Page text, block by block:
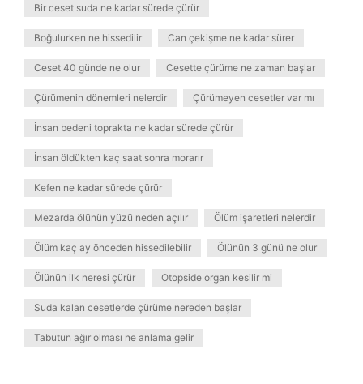
Bir ceset suda ne kadar sürede çürür
Boğulurken ne hissedilir Can çekişme ne kadar sürer
Ceset 40 günde ne olur Cesette çürüme ne zaman başlar
Çürümenin dönemleri nelerdir Çürümeyen cesetler var mı
İnsan bedeni toprakta ne kadar sürede çürür
İnsan öldükten kaç saat sonra morarır
Kefen ne kadar sürede çürür
Mezarda ölünün yüzü neden açılır Ölüm işaretleri nelerdir
Ölüm kaç ay önceden hissedilebilir Ölünün 3 günü ne olur
Ölünün ilk neresi çürür Otopside organ kesilir mi
Suda kalan cesetlerde çürüme nereden başlar
Tabutun ağır olması ne anlama gelir